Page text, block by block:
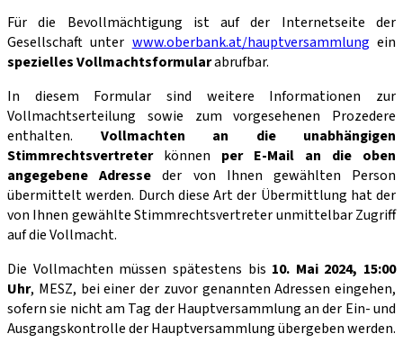
Für die Bevollmächtigung ist auf der Internetseite der
Gesellschaft unterwww.oberbank.at/hauptversammlung ein
spezielles Vollmachtsformularabrufbar.
In diesem Formular sind weitere Informationen zur
Vollmachtserteilung sowie zum vorgesehenen Prozedere
enthalten. Vollmachten an die unabhängigen
Stimmrechtsvertreterkönnen per E-Mail an die oben
angegebene Adresse der von Ihnen gewählten Person
übermittelt werden. Durch diese Art der Übermittlung hat der
von Ihnen gewählte Stimmrechtsvertreter unmittelbar Zugriff
auf die Vollmacht.
Die Vollmachten müssen spätestens bis 10. Mai 2024, 15:00
Uhr, MESZ, bei einer der zuvor genannten Adressen eingehen,
sofern sie nicht am Tag der Hauptversammlung an der Ein- und
Ausgangskontrolle der Hauptversammlung übergeben werden.